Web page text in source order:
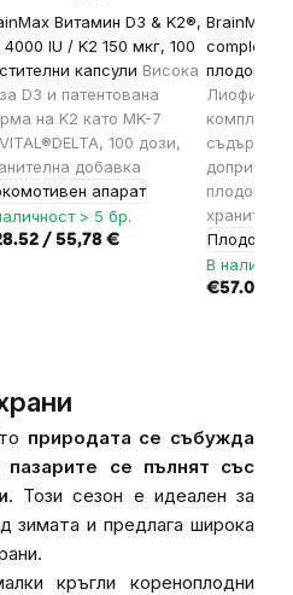
Витамин D3 & K2®,
4000 IU / K2 150 мкг, 100
капсули Висока
D3 и патентована
на K2 като MK-7
100 дози,
добавка
апарат
> 5 бр.
/ 55,78 €
BrainMax
complex,
комплекс
В
€57.09 /
природата се събужда
се пълнят със
. Този сезон е идеален за
зимата и предлага широка
кръгли кореноплодни